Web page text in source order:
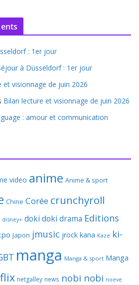
: 1er jour
à Düsseldorf : 1er jour
et visionnage de juin 2026
Bilan lecture et visionnage de juin 2026
: amour et communication
video anime Anime & sport
Chine Corée crunchyroll
disney+ doki doki drama Editions
Japon jmusic jrock kana Kaze ki-
manga Manga & sport Manga
netgalley news nobi nobi noeve